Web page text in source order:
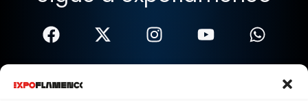
Términos Y Condiciones